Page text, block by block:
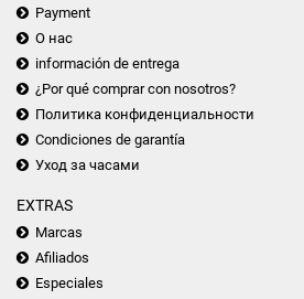
Payment
О нас
información de entrega
¿Por qué comprar con nosotros?
Политика конфиденциальности
Condiciones de garantía
Уход за часами
EXTRAS
Marcas
Afiliados
Especiales